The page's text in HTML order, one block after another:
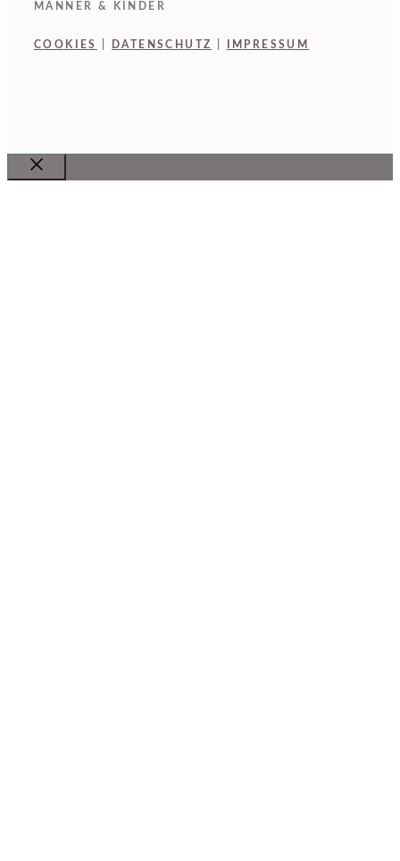
MÄNNER & KINDER
COOKIES DATENSCHUTZ IMPRESSUM